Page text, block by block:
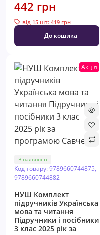
442 грн
від 15 шт: 419 грн
До кошика
Акція
В наявності
Код товару: 9789660744875,
9789660744882
НУШ Комплект
підручників Українська
мова та читання
Пiдручники i посiбники
3 клас 2025 рік за